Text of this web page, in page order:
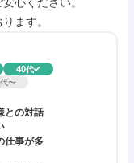
ます。
40代
代〜
との対話
仕事が多